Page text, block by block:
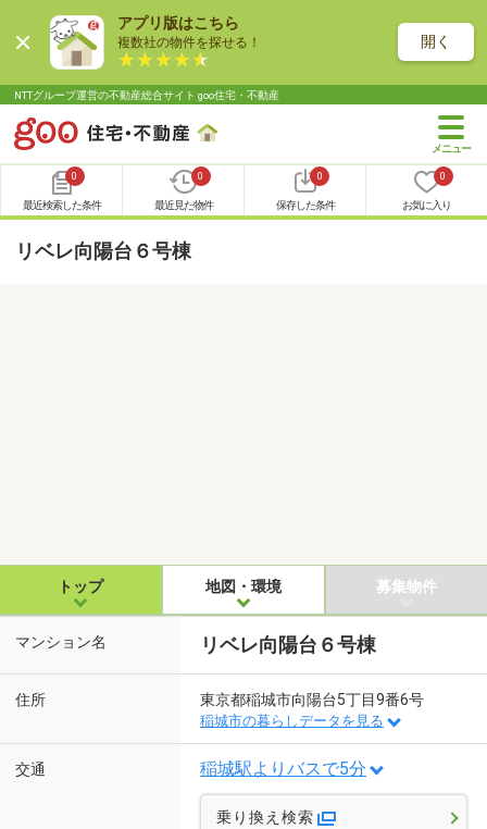
アプリ版はこちら
複数社の物件を探せる！ 開く
NTTグループ運営の不動産総合サイト goo住宅・不動産
0
最近検索した条件
0
最近見た物件
0
保存した条件
0
お気に入り
リベレ向陽台６号棟
トップ 地図・環境 募集物件
マンション名 リベレ向陽台６号棟
住所 東京都稲城市向陽台5丁目9番6号
稲城市の暮らしデータを見る
交通 稲城駅よりバスで5分
乗り換え検索